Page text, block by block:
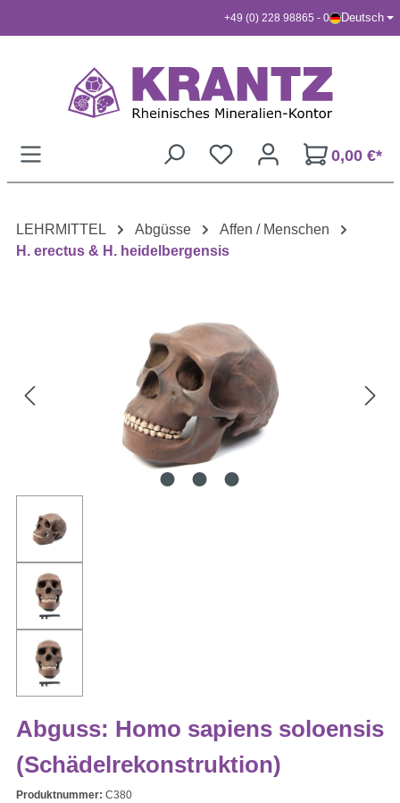
+49 (0) 228 98865 - 0 Deutsch
0,00 €*
LEHRMITTEL Abgüsse
Affen / Menschen
H. erectus & H. heidelbergensis
Abguss: Homo sapiens soloensis
(Schädelrekonstruktion)
Produktnummer: C380